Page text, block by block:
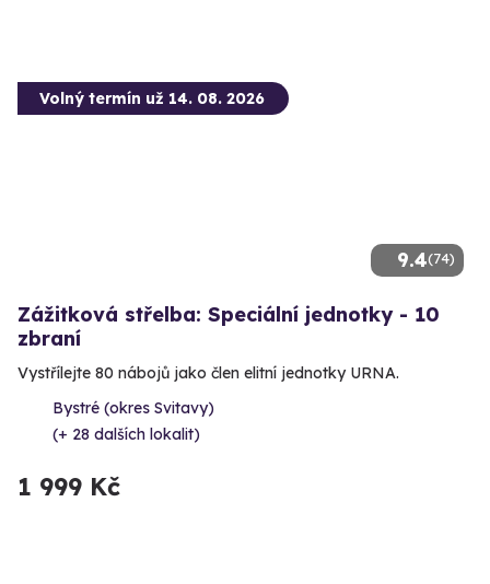
9.4(74)
Volný termín už 14. 08. 2026
Zážitková střelba: Speciální jednotky - 10
zbraní
Vystřílejte 80 nábojů jako člen elitní jednotky URNA.
Bystré (okres Svitavy)
(+ 28 dalších lokalit)
1 999 Kč